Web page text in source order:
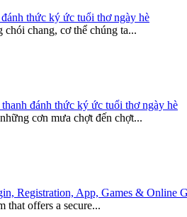
thức ký ức tuổi thơ ngày hè
chang, cơ thể chúng ta...
đánh thức ký ức tuổi thơ ngày hè
cơn mưa chợt đến chợt...
Registration, App, Games & Online
that offers a secure...